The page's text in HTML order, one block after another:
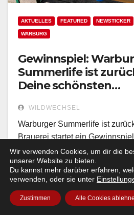
AKTUELLES FEATURED NEWSTICKER
WARBURG
Gewinnspiel:
Summerlife ist
Deine schönsten
WILDWECHSEL
Warburger Summerlife ist
Brauerei startet ein
schönsten Sommermomente
Wir verwenden Cookies, um dir die
unserer Website zu bieten.
Du kannst mehr darüber erfahren,
verwenden, oder sie unter
Zustimmen Alle Cookies